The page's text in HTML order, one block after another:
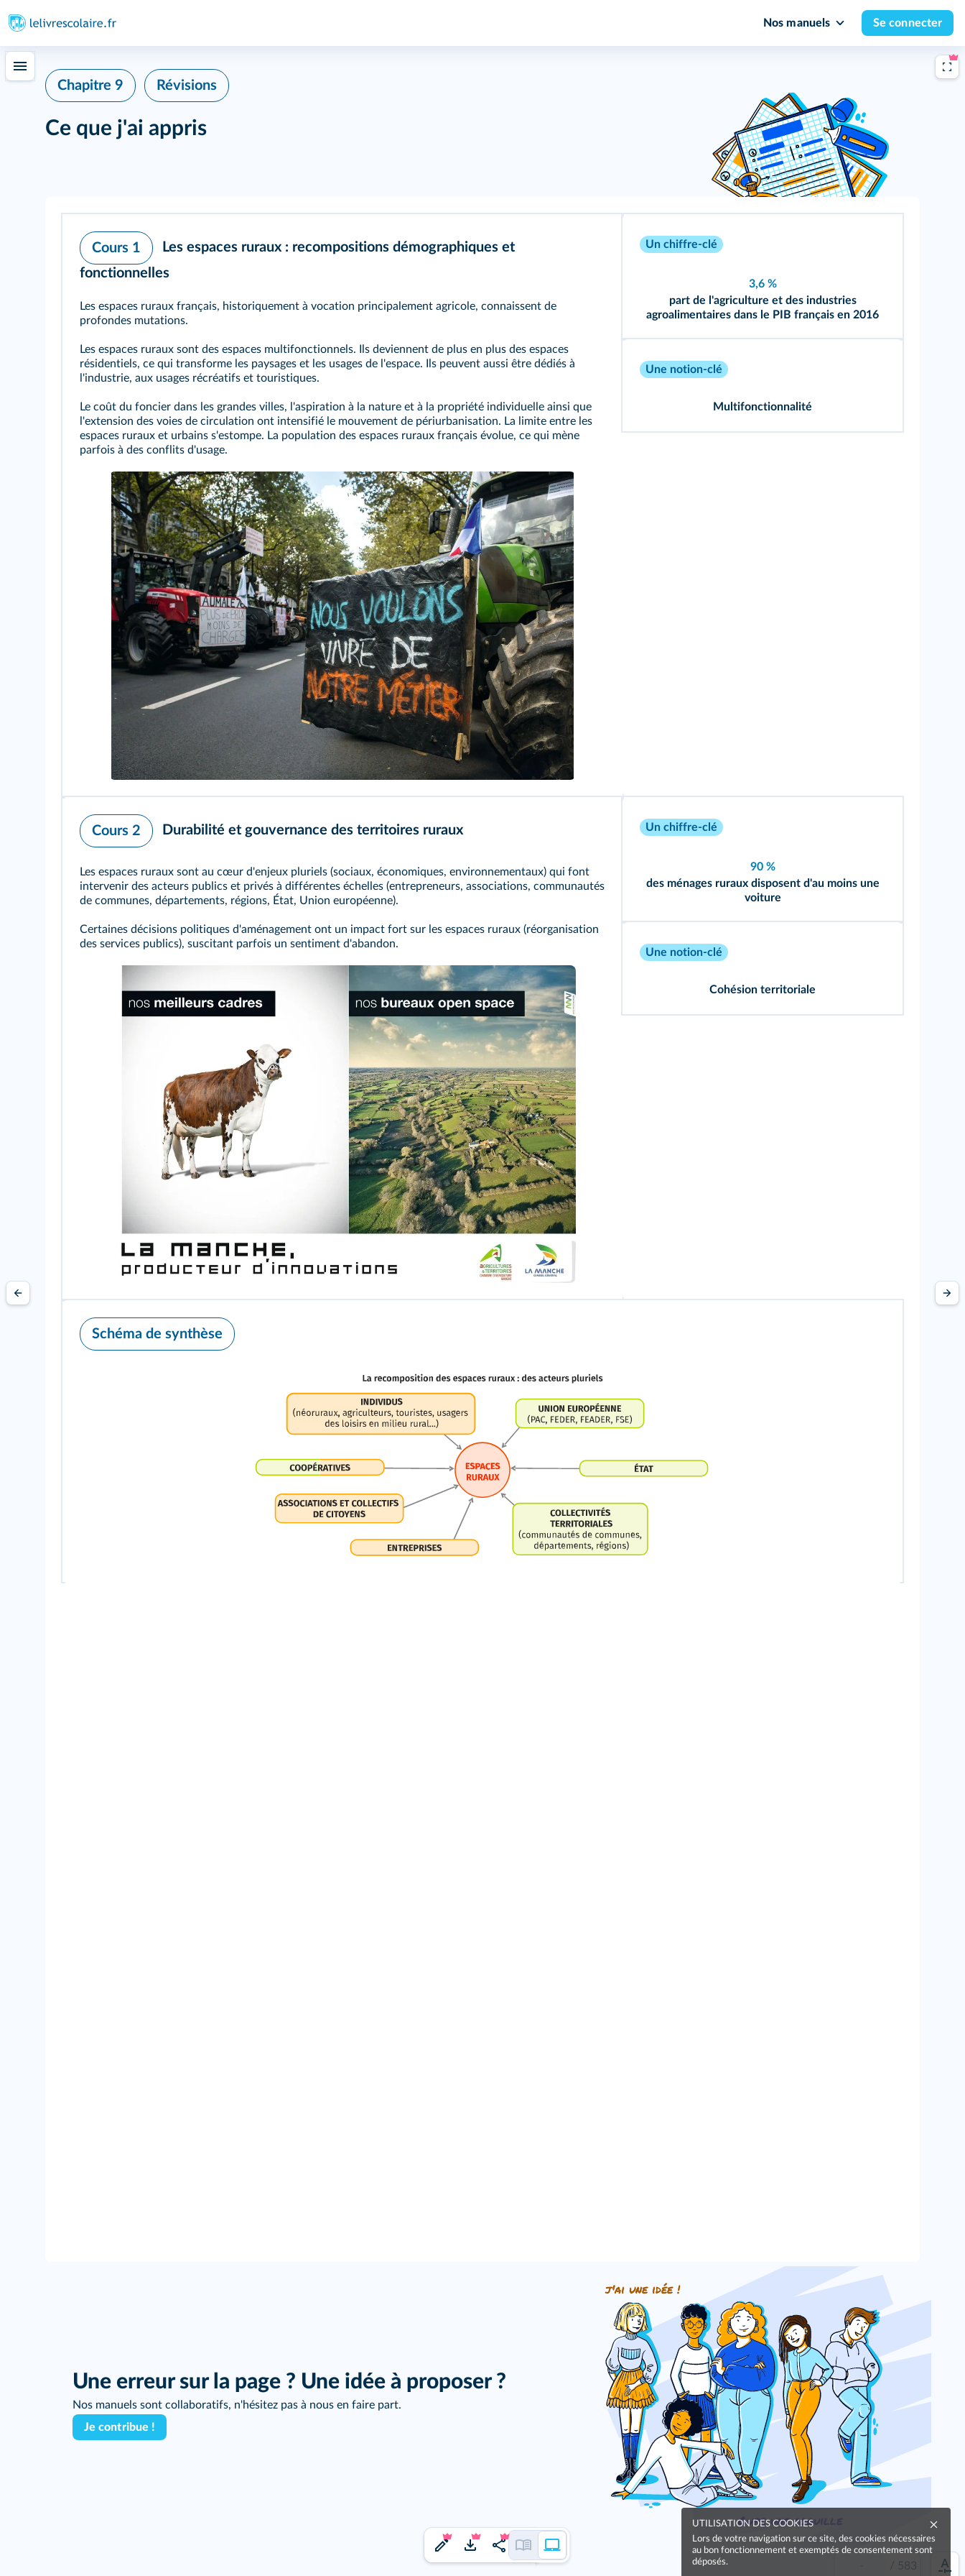
Nos manuels Se connecter
/ 583
Chapitre 9 Révisions
Ce que j'ai appris
Cours 1
Les espaces ruraux : recompositions démographiques et
fonctionnelles
Les espaces ruraux français, historiquement à vocation principalement agricole, connaissent de
profondes mutations.
Les espaces ruraux sont des espaces multifonctionnels. Ils deviennent de plus en plus des espaces
résidentiels, ce qui transforme les paysages et les usages de l'espace. Ils peuvent aussi être dédiés à
l'industrie, aux usages récréatifs et touristiques.
Le coût du foncier dans les grandes villes, l'aspiration à la nature et à la propriété individuelle ainsi que
l'extension des voies de circulation ont intensifié le mouvement de périurbanisation. La limite entre les
espaces ruraux et urbains s'estompe. La population des espaces ruraux français évolue, ce qui mène
parfois à des conflits d'usage.
Un chiffre-clé
3,6 %
part de l'agriculture et des industries
agroalimentaires dans le PIB français en 2016
Une notion-clé
Multifonctionnalité
Cours 2 Durabilité et gouvernance des territoires ruraux
Les espaces ruraux sont au cœur d'enjeux pluriels (sociaux, économiques, environnementaux) qui font
intervenir des acteurs publics et privés à différentes échelles (entrepreneurs, associations, communautés
de communes, départements, régions, État, Union européenne).
Certaines décisions politiques d'aménagement ont un impact fort sur les espaces ruraux (réorganisation
des services publics), suscitant parfois un sentiment d'abandon.
Un chiffre-clé
90 %
des ménages ruraux disposent d'au moins une
voiture
Une notion-clé
Cohésion territoriale
Schéma de synthèse
Une erreur sur la page ? Une idée à proposer ?
Nos manuels sont collaboratifs, n'hésitez pas à nous en faire part.
Je contribue !
j'ai une idée !
Oups, une coquille
UTILISATION DES COOKIES
Lors de votre navigation sur ce site, des cookies nécessaires
au bon fonctionnement et exemptés de consentement sont
déposés.